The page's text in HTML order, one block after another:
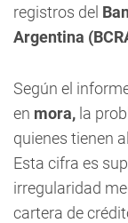
registros del
Argentina
Según el
en mora, la
quienes tienen
Esta cifra es
irregularidad
cartera de